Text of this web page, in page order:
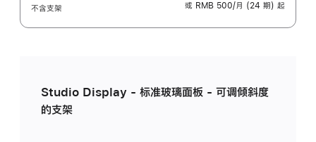
不含支架
或 RMB 500/月 (24 期) 起
Studio Display - 标准玻璃面板 - 可调倾斜度
的支架